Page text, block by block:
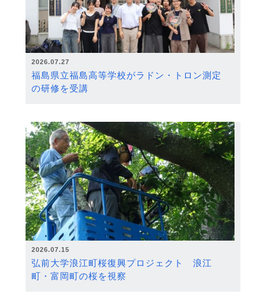
2026.07.27
福島県立福島高等学校がラドン・トロン測定
の研修を受講
2026.07.15
弘前大学浪江町桜復興プロジェクト 浪江
町・富岡町の桜を視察